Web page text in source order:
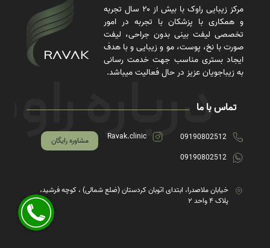
مرکز زیبایی راوک با بیش از ۲۰ سال تجربه
و همکاری با پزشکان با تجربه در امور
تخصصی لیفت بینی بدون جراحی، لیفت
صورت با نخ، پوست، مو و زیبایی و با هدف
ایجاد بستری مناسب جهت خدمت رسانی
به زیباجویان عزیز در حال فعالیت میباشد.
تماس با ما
09190802512
09190802512
Ravak.clinic مشاوره رایگان
خیابان ملاصدرا، ابتدای اتوبان کردستان (ضلع شمالی) ، کوچه فرشید،
پلاک ۴ واحد ۲